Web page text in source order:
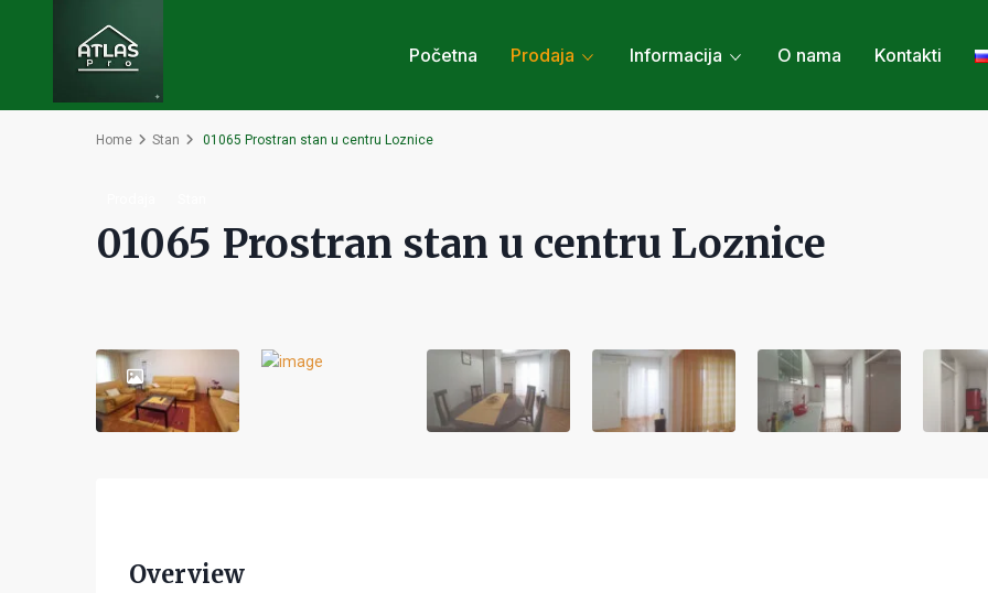
Početna Prodaja Informacija O nama Kontakti
Home Stan 01065 Prostran stan u centru Loznice
01065 Prostran stan u centru Loznice
Overview